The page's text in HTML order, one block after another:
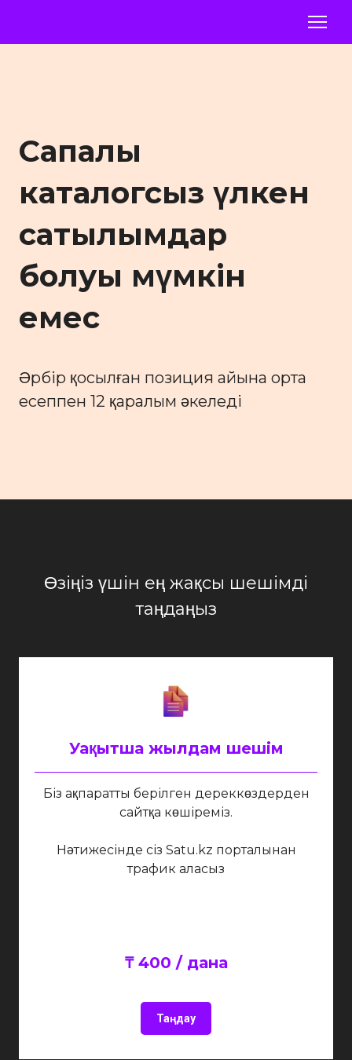
Сапалы
каталогсыз үлкен
сатылымдар
болуы мүмкін
емес
Әрбір қосылған позиция айына орта
есеппен 12 қаралым әкеледі
Өзіңіз үшін ең жақсы шешімді
таңдаңыз
Уақытша жылдам шешім
Біз ақпаратты берілген дереккөздерден
сайтқа көшіреміз.
Нәтижесінде сіз Satu.kz порталынан
трафик аласыз
₸ 400 / дана
Таңдау